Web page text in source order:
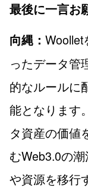
最後に一言お
向縄：
ったデータ管
的なルールに
能となります
タ資産の価値
むWeb3.0の
や資源を移行